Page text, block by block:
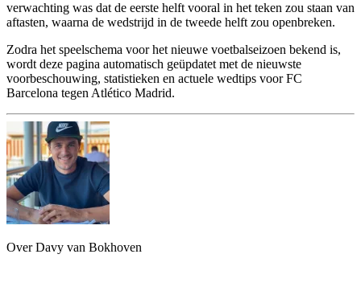
verwachting was dat de eerste helft vooral in het teken zou staan van
aftasten, waarna de wedstrijd in de tweede helft zou openbreken.
Zodra het speelschema voor het nieuwe voetbalseizoen bekend is,
wordt deze pagina automatisch geüpdatet met de nieuwste
voorbeschouwing, statistieken en actuele wedtips voor FC
Barcelona tegen Atlético Madrid.
Over Davy van Bokhoven